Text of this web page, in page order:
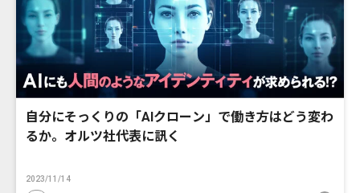
自分にそっくりの「AIクローン」で働き方はどう変わ
るか。オルツ社代表に訊く
2023/11/14